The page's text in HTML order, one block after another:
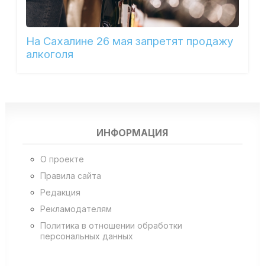
На Сахалине 26 мая запретят продажу
алкоголя
ИНФОРМАЦИЯ
О проекте
Правила сайта
Редакция
Рекламодателям
Политика в отношении обработки
персональных данных